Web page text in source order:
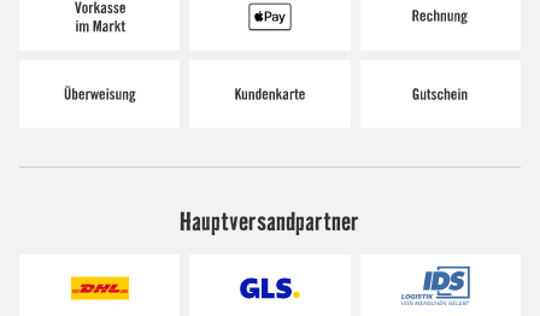
Hauptversandpartner